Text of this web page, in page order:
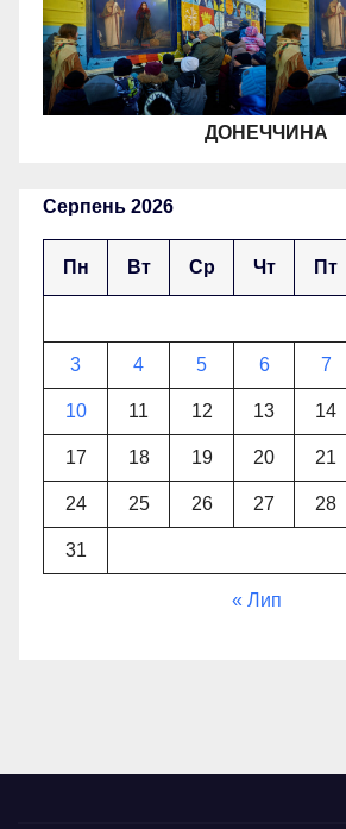
ДОНЕЧЧИНА
Серпень 2026
Пн Вт Ср Чт Пт
3 4 5 6 7
10 11 12 13 14
17 18 19 20 21
24 25 26 27 28
31
« Лип